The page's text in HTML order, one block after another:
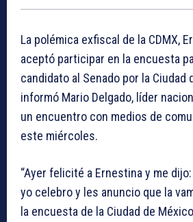
La polémica exfiscal de la CDMX,
aceptó participar en la encuesta
candidato al Senado por la Ciudad
informó Mario Delgado, líder
un encuentro con medios de
este miércoles.
“Ayer felicité a Ernestina y me dijo:
yo celebro y les anuncio que la
la encuesta de la Ciudad de